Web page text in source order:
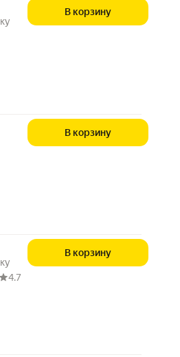
В корзину
В корзину
₽ вместо
4.7
В корзину